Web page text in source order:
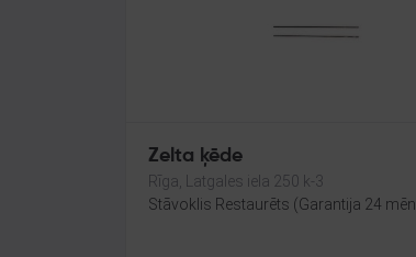
Zelta ķēde
Rīga, Latgales iela 250 k-3
Stāvoklis Restaurēts (Garantija 24